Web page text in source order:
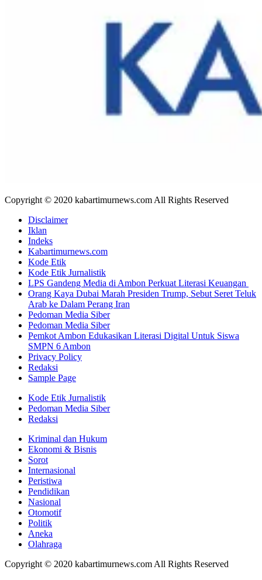
Copyright © 2020 kabartimurnews.com All Rights Reserved
Disclaimer
Iklan
Indeks
Kabartimurnews.com
Kode Etik
Kode Etik Jurnalistik
LPS Gandeng Media di Ambon Perkuat Literasi Keuangan
Orang Kaya Dubai Marah Presiden Trump, Sebut Seret Teluk
Arab ke Dalam Perang Iran
Pedoman Media Siber
Pedoman Media Siber
Pemkot Ambon Edukasikan Literasi Digital Untuk Siswa
SMPN 6 Ambon
Privacy Policy
Redaksi
Sample Page
Kode Etik Jurnalistik
Pedoman Media Siber
Redaksi
Kriminal dan Hukum
Ekonomi & Bisnis
Sorot
Internasional
Peristiwa
Pendidikan
Nasional
Otomotif
Politik
Aneka
Olahraga
Copyright © 2020 kabartimurnews.com All Rights Reserved